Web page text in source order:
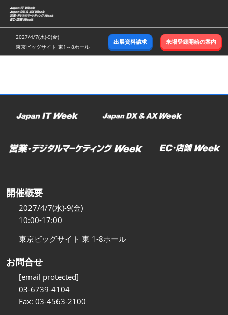
ス
キ
ッ
し
む
2027/4/7(水)-9(金)
東京ビッグサイト 東1～8ホール
出展資料請求 来場登録開始の案内
開催概要
2027/4/7(水)-9(金)
10:00-17:00
東京ビッグサイト 東 1-8ホール
お問合せ
[email protected]
03-6739-4104
Fax: 03-4563-2100